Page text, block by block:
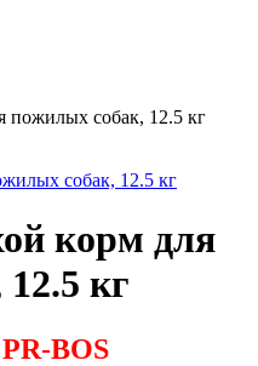
пожилых собак, 12.5 кг
корм для
кг
PR-BOS